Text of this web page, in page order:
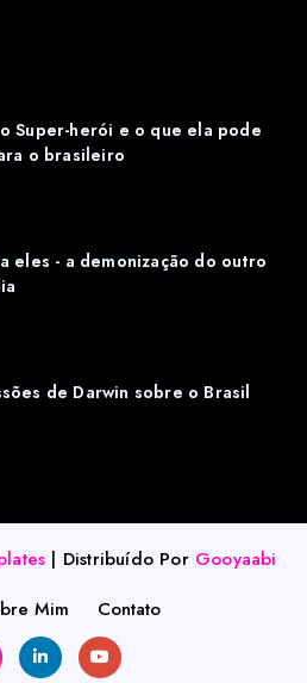
Super-herói e o que ela pode
o brasileiro
eles - a demonização do outro
de Darwin sobre o Brasil
| Distribuído Por Gooyaabi
Mim Contato